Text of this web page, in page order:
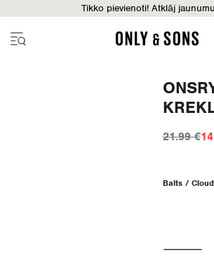
Tikko pievienoti! Atklāj
21.99 €
Balts /